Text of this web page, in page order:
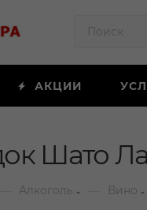
АКЦИИ
Шато Ла
Алкоголь Вино